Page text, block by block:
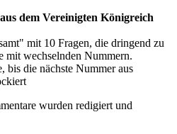
dem Vereinigten Königreich
mit 10 Fragen, die dringend zu
mit wechselnden Nummern.
die nächste Nummer aus
wurden redigiert und